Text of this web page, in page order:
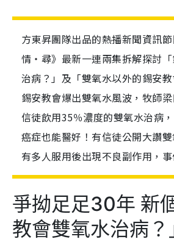
方東昇團隊出品的熱播新聞資訊
情‧尋》最新一連兩集拆解探討
治病？」及「雙氧水以外的錫安教
錫安教會爆出雙氧水風波，牧師
信徒飲用35％濃度的雙氧水治病
癌症也能醫好！有信徒公開大讚
有多人服用後出現不良副作用，
爭拗足足30年 新
教會雙氧水治病？